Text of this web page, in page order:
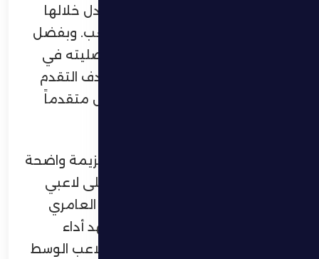
وجاءت المباراة قوية ومتكافئة، تبادل خلالها
الفريقان السيطرة على مجريات اللعب. وبفضل
حيوية خط وسطه، فرض السيب أفضليته في
بداية اللقاء، ليتمكن من تسجيل هدف التقدم
في الدقيقة 20، وينهي الشوط الأول متقدماً
وفي الشوط الثاني، دخل الظفرة بعزيمة واضحة
لإدراك التعادل، ونجح في الضغط على لاعبي
السيب في وسط الملعب، ليحرز زايد العامري
هدف التعادل في الدقيقة 57. وشهد أداء
الظفرة تحسناً ملحوظاً بعد دخول لاعب الوسط